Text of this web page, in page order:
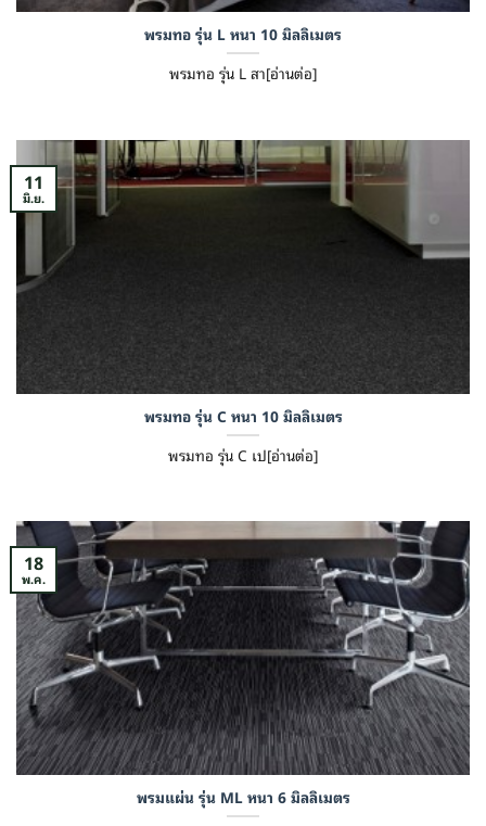
พรมทอ รุ่น L หนา 10 มิลลิเมตร
พรมทอ รุ่น L สา[อ่านต่อ]
พรมทอ รุ่น C หนา 10 มิลลิเมตร
พรมทอ รุ่น C เป[อ่านต่อ]
11
มิ.ย.
พรมแผ่น รุ่น ML หนา 6 มิลลิเมตร
18
พ.ค.